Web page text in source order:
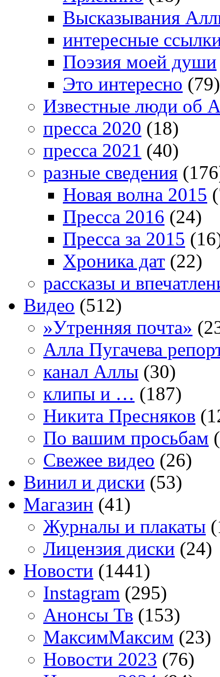
Высказывания
интересные
Поэзия моей души
Это интересно (79)
Известные люди об
пресса 2020 (18)
пресса 2021 (40)
разные сведения
Новая волна 2015
Пресса 2016 (24)
Пресса за 2015
Хроника дат (22)
рассказы и
Видео (512)
»Утренняя почта»
Алла Пугачева
канал Аллы (30)
клипы и … (187)
Никита Пресняков
По вашим просьбам
Свежее видео (26)
Винил и диски (53)
Магазин (41)
Журналы и плакаты
Лицензия диски (24)
Новости (1441)
Instagram (295)
Анонсы Тв (153)
МаксимМаксим (23)
Новости 2023 (76)